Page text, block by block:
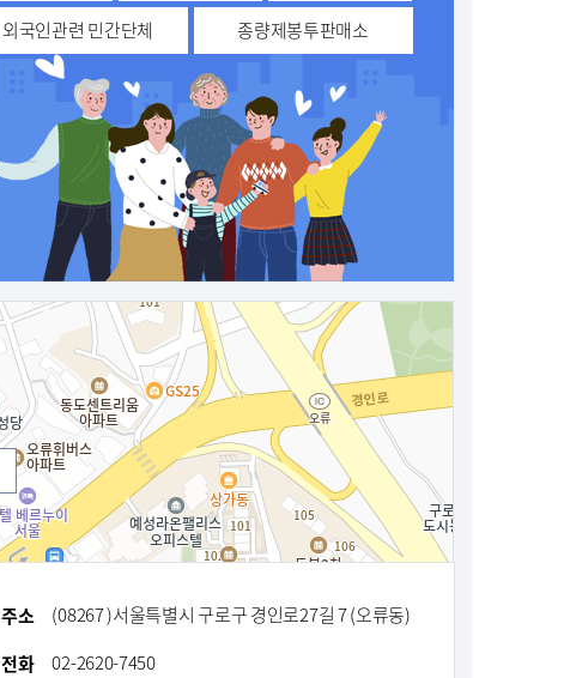
외국인관련 민간단체
종량제봉투판매소
주소
(08267 )서울특별시 구로구 경인로27길 7 (오류동)
전화
02-2620-7450